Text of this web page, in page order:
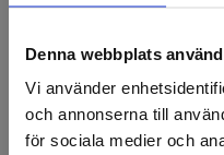
Denna webbplats
Vi använder
och annonserna till
för sociala medier och